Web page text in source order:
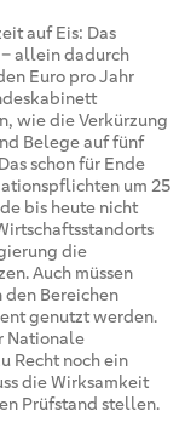
auf Eis: Das
allein dadurch
Euro pro Jahr
wie die Verkürzung
Belege auf fünf
schon für Ende
um 25
bis heute nicht
die
Auch müssen
Bereichen
genutzt werden.
Nationale
Recht noch ein
die Wirksamkeit
Prüfstand stellen.